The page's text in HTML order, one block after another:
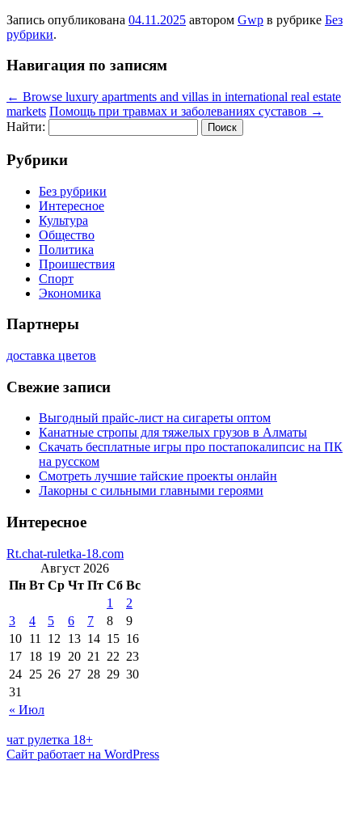
Запись опубликована 04.11.2025 автором Gwp в рубрике Без
рубрики.
Навигация по записям
← Browse luxury apartments and villas in international real estate
markets Помощь при травмах и заболеваниях суставов →
Найти:
Рубрики
Без рубрики
Интересное
Культура
Общество
Политика
Проишествия
Спорт
Экономика
Партнеры
доставка цветов
Свежие записи
Выгодный прайс-лист на сигареты оптом
Канатные стропы для тяжелых грузов в Алматы
Скачать бесплатные игры про постапокалипсис на ПК
на русском
Смотреть лучшие тайские проекты онлайн
Лакорны с сильными главными героями
Интересное
Rt.chat-ruletka-18.com
Август 2026
Пн Вт Ср Чт Пт Сб Вс
« Июл
1
2
3
4 5 6 7 8
9
10 11 12 13 14 15 16
17 18 19 20 21 22 23
24 25 26 27 28 29 30
31
чат рулетка 18+
Сайт работает на WordPress